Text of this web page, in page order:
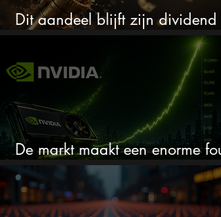
Dit aandeel blijft zijn dividend
verhogen, wat er ook gebeurt
De markt maakt een enorme fout